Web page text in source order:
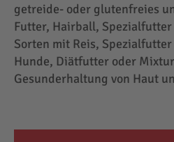
getreide- oder glutenfreies
Futter, Hairball,
Sorten mit Reis,
Hunde, Diätfutter oder
Gesunderhaltung von Haut